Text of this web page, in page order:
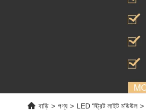
বাড়ি > পণ্য > LED স্ট্রিট লাইট মডিউল >